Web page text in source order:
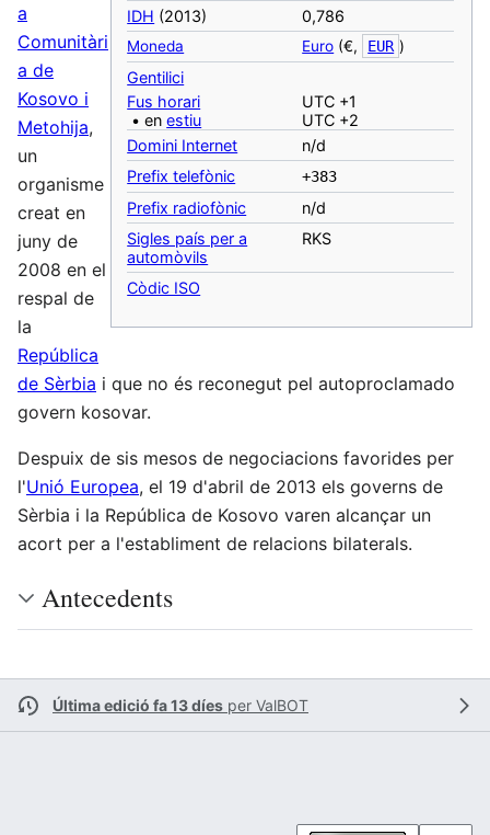
IDH (2013) 0,786
Moneda Euro (€, EUR )
‎Gentilici
Fus horari
• enestiu
UTC +1
UTC +2
Domini Internet
n/d
Prefix telefònic
+383
Prefix radiofònic
n/d
Sigles país per a
automòvils
RKS
Còdic ISO
a
Comunitàri
a de
Kosovo i
Metohija,
un
organisme
creat en
juny de
2008 en el
respal de
la
República
de Sèrbia i que no és reconegut pel autoproclamado
govern kosovar.
Despuix de sis mesos de negociacions favorides per
l'Unió Europea, el 19 d'abril de 2013 els governs de
Sèrbia i la República de Kosovo varen alcançar un
acort per a l'establiment de relacions bilaterals.
Antecedents
Última edició fa 13 díes per ValBOT